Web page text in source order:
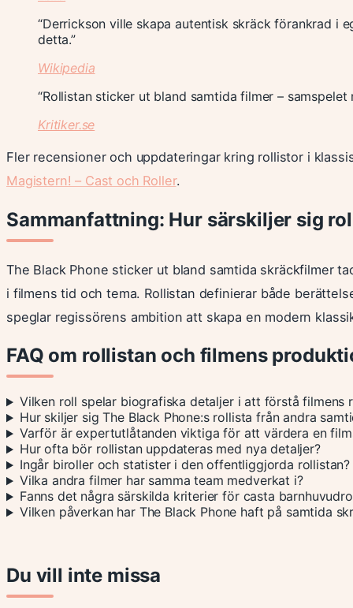
“Derrickson ville skapa autentisk skräck förankrad i
detta.”
Wikipedia
“Rollistan sticker ut bland samtida filmer –
Kritiker.se
Fler recensioner och uppdateringar kring rollistor i
Magistern! – Cast och Roller.
Sammanfattning: Hur särskiljer sig
The Black Phone sticker ut bland samtida skräckfilmer
i filmens tid och tema. Rollistan definierar både
speglar regissörens ambition att skapa en modern
FAQ om rollistan och filmens
Vilken roll spelar biografiska detaljer i att förstå filmens
Hur skiljer sig The Black Phone:s rollista från andra
Varför är expertutlåtanden viktiga för att värdera en
Hur ofta bör rollistan uppdateras med nya detaljer?
Ingår biroller och statister i den offentliggjorda rollistan?
Vilka andra filmer har samma team medverkat i?
Fanns det några särskilda kriterier för casta
Vilken påverkan har The Black Phone haft på samtida
Du vill inte missa